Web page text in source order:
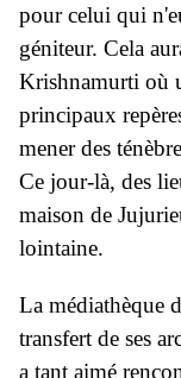
pour celui qui
géniteur. Cela
Krishnamurti où
principaux
mener des
Ce jour-là, des
maison de
lointaine.
La médiathèque
transfert de ses
a tant aimé